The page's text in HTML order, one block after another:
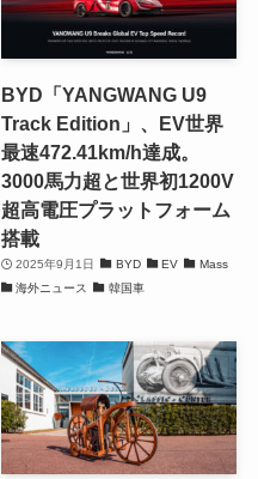
BYD「YANGWANG U9
Track Edition」、EV世界
最速472.41km/h達成。
3000馬力超と世界初1200V
超高電圧プラットフォーム
搭載
2025年9月1日 BYD EV
Mass
海外ニュース
韓国車